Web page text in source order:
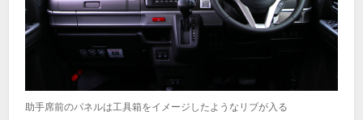
助手席前のパネルは工具箱をイメージしたようなリブが入る